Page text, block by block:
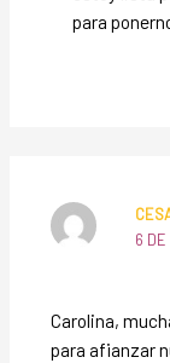
para
6 DE
Carolina,
para afianzar